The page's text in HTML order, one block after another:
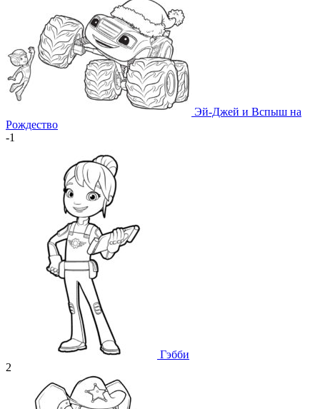
Эй-Джей и Вспыш на
Рождество
-1
Гэбби
2